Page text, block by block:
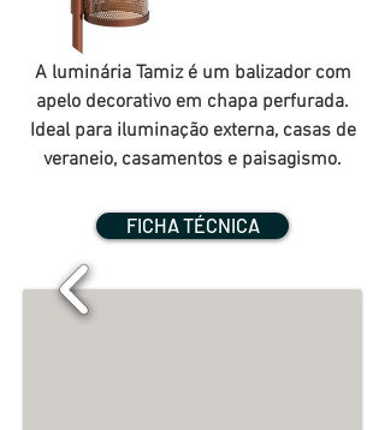
A luminária Tamiz é um balizador com
apelo decorativo em chapa perfurada.
Ideal para iluminação externa, casas de
veraneio, casamentos e paisagismo.
FICHA TÉCNICA